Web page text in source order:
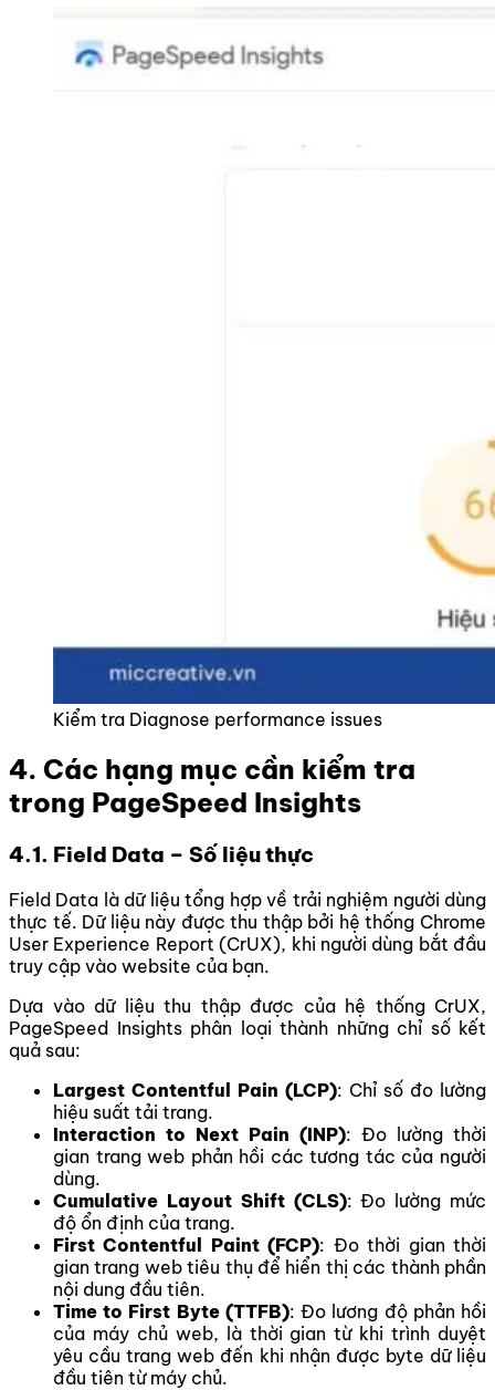
Kiểm tra Diagnose performance issues
4. Các hạng mục cần kiểm tra
trong PageSpeed Insights
4.1. Field Data – Số liệu thực
Field Data là dữ liệu tổng hợp về trải nghiệm người dùng
thực tế. Dữ liệu này được thu thập bởi hệ thống Chrome
User Experience Report (CrUX), khi người dùng bắt đầu
truy cập vào website của bạn.
Dựa vào dữ liệu thu thập được của hệ thống CrUX,
PageSpeed Insights phân loại thành những chỉ số kết
quả sau:
Largest Contentful Pain (LCP): Chỉ số đo lường
hiệu suất tải trang.
Interaction to Next Pain (INP): Đo lường thời
gian trang web phản hồi các tương tác của người
dùng.
Cumulative Layout Shift (CLS): Đo lường mức
độ ổn định của trang.
First Contentful Paint (FCP): Đo thời gian thời
gian trang web tiêu thụ để hiển thị các thành phần
nội dung đầu tiên.
Time to First Byte (TTFB): Đo lương độ phản hồi
của máy chủ web, là thời gian từ khi trình duyệt
yêu cầu trang web đến khi nhận được byte dữ liệu
đầu tiên từ máy chủ.